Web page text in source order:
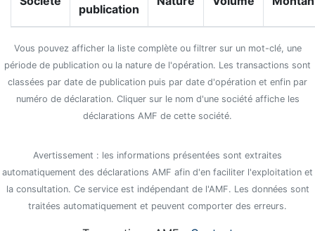
publication
Vous pouvez afficher la liste complète ou filtrer sur un mot-clé, une
période de publication ou la nature de l'opération. Les transactions sont
classées par date de publication puis par date d'opération et enfin par
numéro de déclaration. Cliquer sur le nom d'une société affiche les
déclarations AMF de cette société.
Avertissement : les informations présentées sont extraites
automatiquement des déclarations AMF afin d'en faciliter l'exploitation et
la consultation. Ce service est indépendant de l'AMF. Les données sont
traitées automatiquement et peuvent comporter des erreurs.